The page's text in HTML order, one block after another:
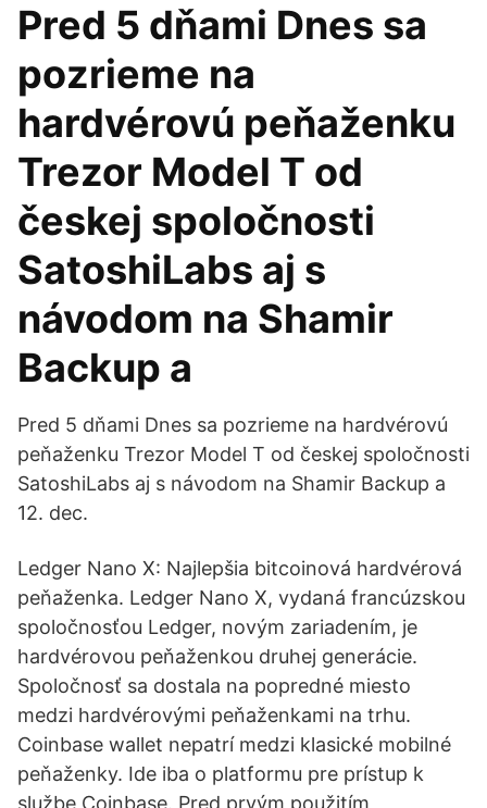
Pred 5 dňami Dnes sa
pozrieme na
hardvérovú peňaženku
Trezor Model T od
českej spoločnosti
SatoshiLabs aj s
návodom na Shamir
Backup a
Pred 5 dňami Dnes sa pozrieme na hardvérovú
peňaženku Trezor Model T od českej spoločnosti
SatoshiLabs aj s návodom na Shamir Backup a
12. dec.
Ledger Nano X: Najlepšia bitcoinová hardvérová
peňaženka. Ledger Nano X, vydaná francúzskou
spoločnosťou Ledger, novým zariadením, je
hardvérovou peňaženkou druhej generácie.
Spoločnosť sa dostala na popredné miesto
medzi hardvérovými peňaženkami na trhu.
Coinbase wallet nepatrí medzi klasické mobilné
peňaženky. Ide iba o platformu pre prístup k
službe Coinbase. Pred prvým použitím